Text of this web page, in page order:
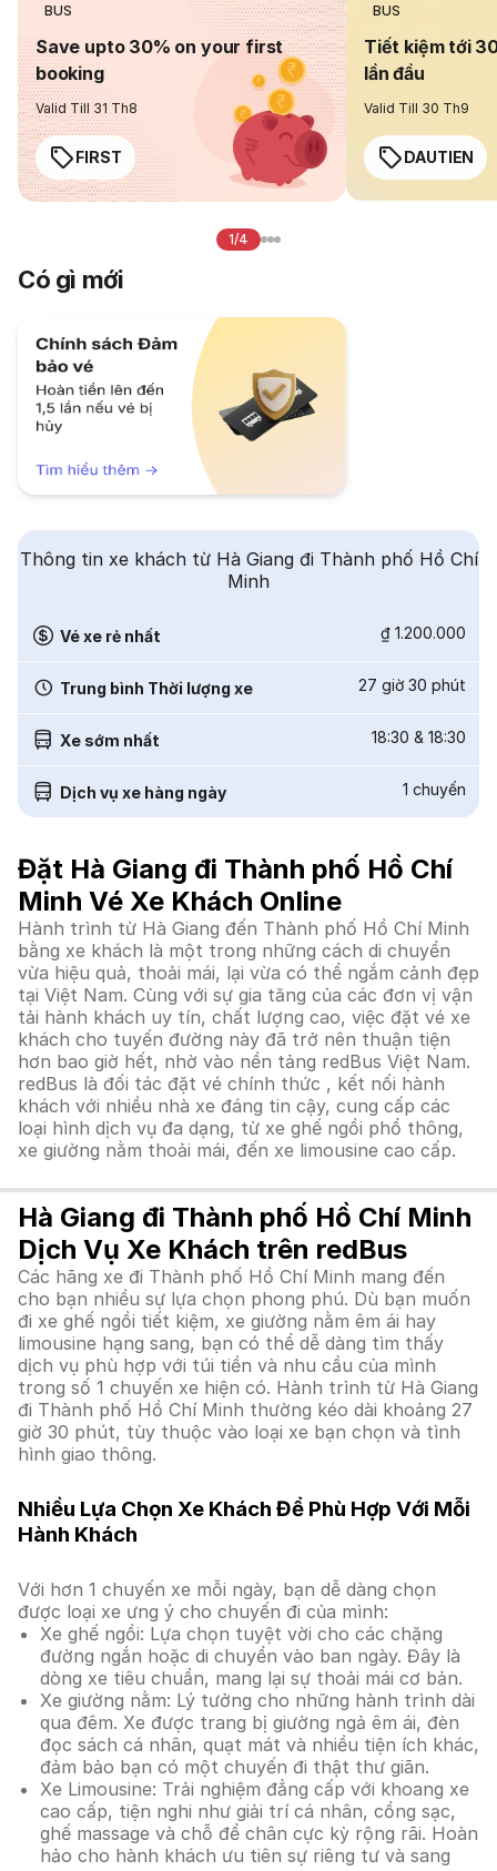
BUS
Save upto 30% on your first
booking
Valid Till 31 Th8
FIRST
BUS
Tiết kiệm tới
lần đầu
Valid Till 30 Th9
DAUTIEN
1/4
Có gì mới
Thông tin xe khách từ Hà Giang đi Thành phố Hồ Chí
Minh
Vé xe rẻ nhất ₫ 1.200.000
Trung bình Thời lượng xe 27 giờ 30 phút
Xe sớm nhất 18:30 & 18:30
Dịch vụ xe hàng ngày 1 chuyến
Đặt Hà Giang đi Thành phố Hồ Chí
Minh Vé Xe Khách Online
Hành trình từ Hà Giang đến Thành phố Hồ Chí Minh
bằng xe khách là một trong những cách di chuyển
vừa hiệu quả, thoải mái, lại vừa có thể ngắm cảnh đẹp
tại Việt Nam. Cùng với sự gia tăng của các đơn vị vận
tải hành khách uy tín, chất lượng cao, việc đặt vé xe
khách cho tuyến đường này đã trở nên thuận tiện
hơn bao giờ hết, nhờ vào nền tảng redBus Việt Nam.
redBus là đối tác đặt vé chính thức , kết nối hành
khách với nhiều nhà xe đáng tin cậy, cung cấp các
loại hình dịch vụ đa dạng, từ xe ghế ngồi phổ thông,
xe giường nằm thoải mái, đến xe limousine cao cấp.
Hà Giang đi Thành phố Hồ Chí Minh
Dịch Vụ Xe Khách trên redBus
Các hãng xe đi Thành phố Hồ Chí Minh mang đến
cho bạn nhiều sự lựa chọn phong phú. Dù bạn muốn
đi xe ghế ngồi tiết kiệm, xe giường nằm êm ái hay
limousine hạng sang, bạn có thể dễ dàng tìm thấy
dịch vụ phù hợp với túi tiền và nhu cầu của mình
trong số 1 chuyến xe hiện có. Hành trình từ Hà Giang
đi Thành phố Hồ Chí Minh thường kéo dài khoảng 27
giờ 30 phút, tùy thuộc vào loại xe bạn chọn và tình
hình giao thông.
Nhiều Lựa Chọn Xe Khách Để Phù Hợp Với Mỗi
Hành Khách
Với hơn 1 chuyến xe mỗi ngày, bạn dễ dàng chọn
được loại xe ưng ý cho chuyến đi của mình:
Xe ghế ngồi: Lựa chọn tuyệt vời cho các chặng
đường ngắn hoặc di chuyển vào ban ngày. Đây là
dòng xe tiêu chuẩn, mang lại sự thoải mái cơ bản.
Xe giường nằm: Lý tưởng cho những hành trình dài
qua đêm. Xe được trang bị giường ngả êm ái, đèn
đọc sách cá nhân, quạt mát và nhiều tiện ích khác,
đảm bảo bạn có một chuyến đi thật thư giãn.
Xe Limousine: Trải nghiệm đẳng cấp với khoang xe
cao cấp, tiện nghi như giải trí cá nhân, cổng sạc,
ghế massage và chỗ để chân cực kỳ rộng rãi. Hoàn
hảo cho hành khách ưu tiên sự riêng tư và sang